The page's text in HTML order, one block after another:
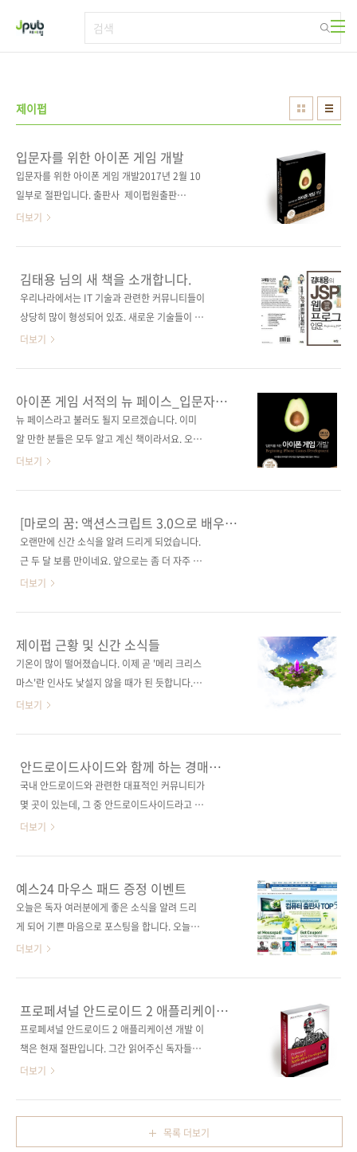
제이펍
입문자를 위한 아이폰 게임 개발
입문자를 위한 아이폰 게임 개발2017년 2월 10
일부로 절판입니다. 출판사 제이펍원출판
사 Apress원서명 Beginning iPhone Games
스, 에릭 윙 역자명 황반석출판일 2011년 1월
3일 페이지 824쪽판 형 4*6배판 변형
(188*245) 반양장(Soft Cover)정 가 34,000
13560 시리즈 I♥Mobile 07 (아이러브모바일
07)분야 모바일 프로그래밍 / 아이폰 / 게임 프
폰 / 아이팟 / 아이패드 / 게임 프로그래밍 / 모바
일 프로그래밍관..
더보기
김태용 님의 새 책을 소개합니다.
우리나라에서는 IT 기술과 관련한 커뮤니티들이
상당히 많이 형성되어 있죠. 새로운 기술들이 나
올 때마다 그와 관련된 까페나 커뮤니티들을 개
개설되어 있고, 온라인과 오프라인을 넘나들면
서 왕성한 활동들을 하고 있습니다. 새로운 IT 기
술을 접하고 부족한 지식을 보충하는 데에는 관
던 시절 얘기죠. 책, 블로그, 커뮤니티, 세미나, 컨
퍼런스 등등 다양한 채널로 정보습득이 이루어
표적인 커뮤니티를 종류별로 모아서 제공해드려
야겠다는 생각이 드네요. 사설이 길었습니다. 아
무튼, 우리나라의 대표적인 커뮤니티 중 리눅스
를 중심으로 한 오..
더보기
아이폰 게임 서적의 뉴 페이스_입문자를
위한 아이폰 게임 개발
뉴 페이스라고 불러도 될지 모르겠습니다. 이미
알 만한 분들은 모두 알고 계신 책이라서요. 오늘
부터 인터넷서점에서 예약판매를 시작하는 또
아이폰 게임 개발]을 비롯해 아이폰 게임 관련 서
적이 이미 시중에 몇 종이 출간되어 있습니다. 새
책에 대한 소개 전에 기존 책들에 대해 간략하게
게임 개발자 레퍼런스](2010, Chris Craft 외 1
인 저) 544쪽, 30,000원 Wiley 출판사의
Reference)]를 번역한 책인데요, 예제를 보고
직접 따라할 수 있는 튜토리얼 방식의 접근법을
취하고 있..
더보기
[마로의 꿈: 액션스크립트 3.0으로 배우는
소셜 게임 프로그래밍] 예약판매 안내
오랜만에 신간 소식을 알려 드리게 되었습니다.
근 두 달 보름 만이네요. 앞으로는 좀 더 자주 신
간 소식들을 알릴 수 있을 것 같습니다. 오늘은
다니시던 게임 회사에 사직서를 내고 최근 집필
을 끝낸 다음, 다시 새로운 회사에 입사하셨을 정
도의 열정을 보이신 것만 봐도 가히 짐작할 수 있
- 제이펍 근황 및 신간 소식들에서 잠깐 소개를
해드리기도 했었던 책인데요. 액션스크립트 3.0
Tile(타일) 기반의 게임 가상 공간을 직접 만들어
볼 수 있는 책입니다. 액션스크립트의 기본적인
기능을 익히신 분들이 게..
더보기
제이펍 근황 및 신간 소식들
기온이 많이 떨어졌습니다. 이제 곧 '메리 크리스
마스'란 인사도 낯설지 않을 때가 된 듯합니다.
개발자 여러분들 몸 건강하게 이번 겨울도 잘 나
바랍니다. 최근 들어 블로그 포스팅이 뜸했습니
다. 혹시나 글을 기다리고 있던 분들에게는 죄송
합니다. 올 연말을 차분히 정리하면서 2011년은
민을 해야 하는데, 12월, 1월에 출간할 책들로
인해 하루 24시간이 어떻게 가고 있는지 모를 정
가 세상에 나올 수 있도록 출산의 그날까지 정진
하겠습니다!! 제이펍에서는 지금까지 평균 석 달
에 2권 정도씩 신간을 출간하고 있었는데, ..
더보기
안드로이드사이드와 함께 하는 경매
이벤트
국내 안드로이드와 관련한 대표적인 커뮤니티가
몇 곳이 있는데, 그 중 안드로이드사이드라고 있
습니다. 어제부터 그곳의 경매(Aution) 코너에
여! 라는 다소 소박한 명분으로 책과 피자를 제공
하는 이벤트입니다. 경매에 참가하는 재미도 쏠
쏠하니 시간되시는 분들은 둘러보시기 바랍니
로이드 관련 도서 3종과 미스터피자의 게살몽땅
(Large) 3판입니다. 경매가 끝나면 책은 전국 어
원하시는 시간에 배달시켜 드리도록 하겠습니
다. 단, 미스터피자 지점이 있는 지역이라야겠지
요. 몇 번 신간 경매이벤트를 진행했지만, 이번에
는 먹음직스러운 피..
더보기
예스24 마우스 패드 증정 이벤트
오늘은 독자 여러분에게 좋은 소식을 알려 드리
게 되어 기쁜 마음으로 포스팅을 합니다. 오늘부
터(10월 19일) 물량 소진 시까지 예스24에서 마
[컴퓨터 출판사 TOP5]란 이름으로 나가게 되어
조금 당황스럽습니다. 더 좋은 책을 많이 내고 더
규모가 큰 출판사들도 많은데 말입니다. 아마도
ㅎㅎ 이벤트에 해당하는 도서를 3만원 이상 구매
하시면 다섯 출판사의 일곱 종의 마우스 패드 중
원하는 디자인으로 증정받을 수 있습니다. 3만원
이상, 5만원 이상, 10만원 이상 주문 시 사용할
더보기
프로페셔널 안드로이드 2 애플리케이션
개발
프로페셔널 안드로이드 2 애플리케이션 개발 이
책은 현재 절판입니다. 그간 읽어주신 독자들께
감사드립니다. 출판사 제이펍 원출판사
Development 저자명 리토 마이어(Reto
Meier) 역자명 조성만 출판일 2010년 9월 17
더보기
목록 더보기